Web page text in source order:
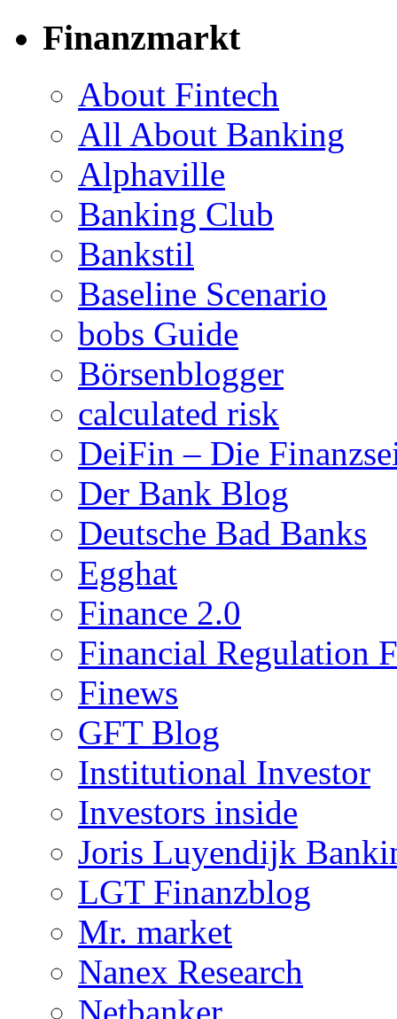
Finanzmarkt
About Fintech
All About Banking
Alphaville
Banking Club
Bankstil
Baseline Scenario
bobs Guide
Börsenblogger
calculated risk
DeiFin – Die
Der Bank Blog
Deutsche Bad Banks
Egghat
Finance 2.0
Financial Regulation
Finews
GFT Blog
Institutional Investor
Investors inside
Joris Luyendijk
LGT Finanzblog
Mr. market
Nanex Research